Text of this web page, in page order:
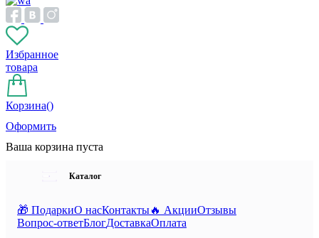
Избранное
товара
Корзина()
Оформить
Ваша корзина пуста
Каталог
🎁 ПодаркиО насКонтакты🔥 АкцииОтзывы
Вопрос-ответБлогДоставкаОплата